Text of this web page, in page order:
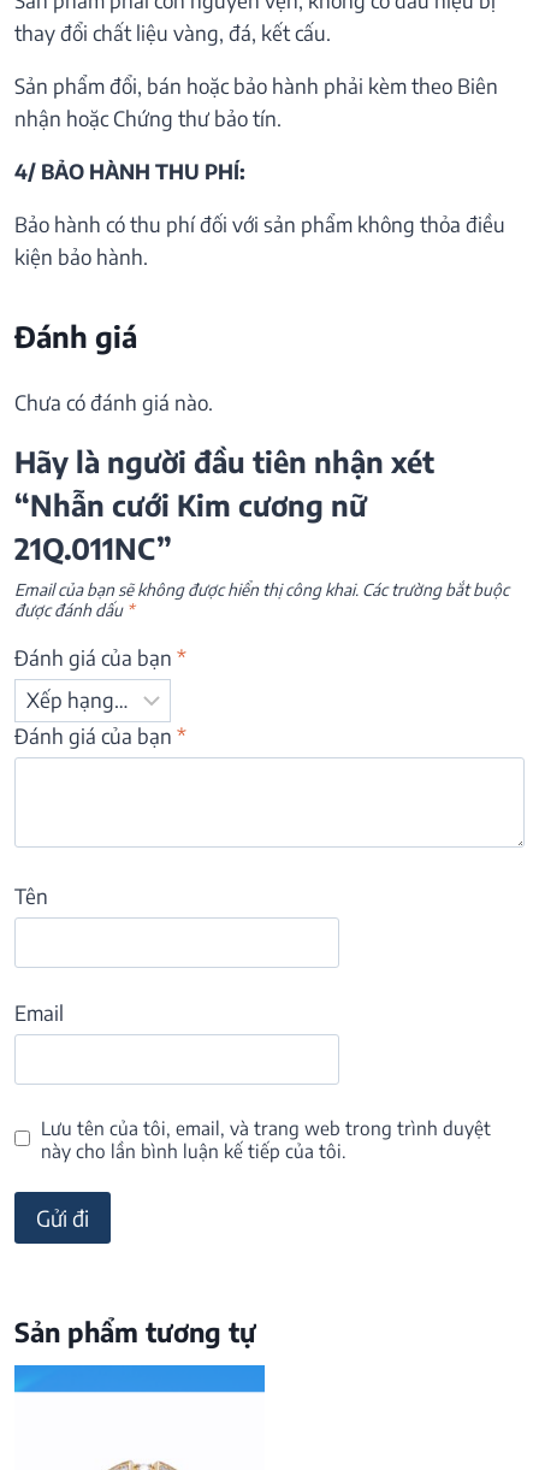
thay đổi chất liệu vàng, đá, kết cấu.
Sản phẩm đổi, bán hoặc bảo hành phải kèm theo Biên
nhận hoặc Chứng thư bảo tín.
4/ BẢO HÀNH THU PHÍ:
Bảo hành có thu phí đối với sản phẩm không thỏa điều
kiện bảo hành.
Đánh giá
Chưa có đánh giá nào.
Hãy là người đầu tiên nhận xét
“Nhẫn cưới Kim cương nữ
21Q.011NC”
Email của bạn sẽ không được hiển thị công khai. Các trường bắt buộc
được đánh dấu *
Đánh giá của bạn *
Đánh giá của bạn *
Tên
Email
Lưu tên của tôi, email, và trang web trong trình duyệt
này cho lần bình luận kế tiếp của tôi.
Sản phẩm tương tự